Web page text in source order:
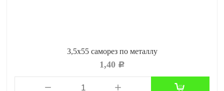
3,5х55 саморез по металлу
1,40 Р